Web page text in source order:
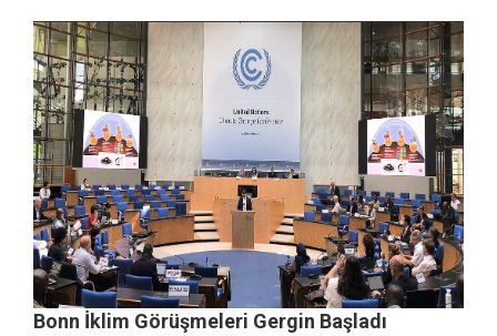
Bonn İklim Görüşmeleri Gergin Başladı